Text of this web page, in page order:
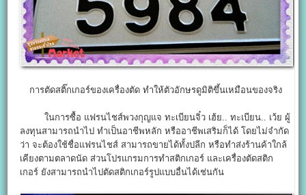
การตัดสติ๊กเกอร์ของเครื่องตัด ทำให้ตัวอักษรดูมิติขึ้นเหมือนของจริง
ในการซื้อ แฟรนไชส์พวงกุญแจ ทะเบียนจิ๋ว เฮ้ย.. ทะเบียน.. เว้ย ผู้
ลงทุนสามารถนำไป ทำเป็นอาชีพหลัก หรืออาชีพเสริมก็ได้ โดยไม่จำกัด
ว่า จะต้องใช้ชื่อแฟรนไชส์ สามารถขายได้ทั้งปลีก หรือทำส่งร้านค้าใกล้
เคียงตามตลาดนัด ส่วนโปรแกรมการทำสติกเกอร์ และเครื่องตัดสติก
เกอร์ ยังสามารถนำไปตัดสติกเกอร์รูปแบบอื่นได้เช่นกัน